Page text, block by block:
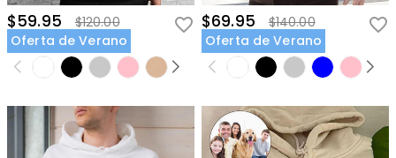
$59.95
$120.00
Oferta de Verano
$69.95
$140.00
Oferta de Verano